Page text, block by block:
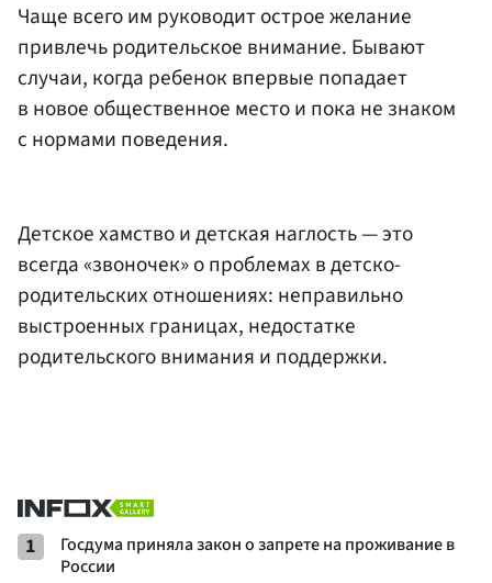
Чаще всего им руководит острое желание
привлечь родительское внимание. Бывают
случаи, когда ребенок впервые попадает
в новое общественное место и пока не знаком
с нормами поведения.
Детское хамство и детская наглость — это
всегда «звоночек» о проблемах в детско-
родительских отношениях: неправильно
выстроенных границах, недостатке
родительского внимания и поддержки.
1
Госдума приняла закон о запрете на проживание в
России